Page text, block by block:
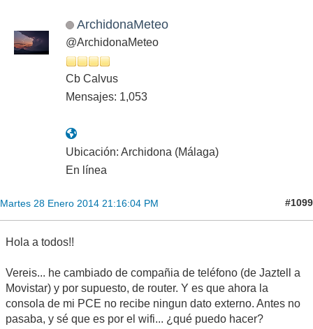
ArchidonaMeteo
@ArchidonaMeteo
Cb Calvus
Mensajes: 1,053
Ubicación: Archidona (Málaga)
En línea
Martes 28 Enero 2014 21:16:04 PM #1099
Hola a todos!!
Vereis... he cambiado de compañia de teléfono (de Jaztell a
Movistar) y por supuesto, de router. Y es que ahora la
consola de mi PCE no recibe ningun dato externo. Antes no
pasaba, y sé que es por el wifi... ¿qué puedo hacer?